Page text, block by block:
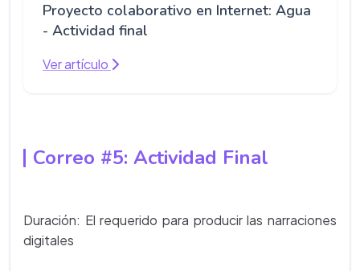
Proyecto colaborativo en Internet: Agua
- Actividad final
Ver artículo
Correo #5: Actividad Final
Duración: El requerido para producir las narraciones
digitales